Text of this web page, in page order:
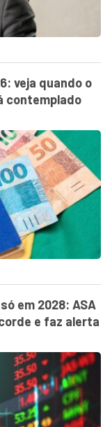
veja quando o
contemplado
em 2028: ASA
e faz alerta